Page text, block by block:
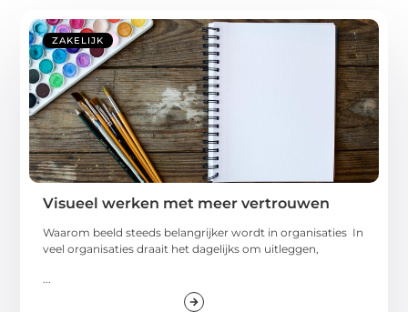
ZAKELIJK
Visueel werken met meer vertrouwen
Waarom beeld steeds belangrijker wordt in organisaties In
veel organisaties draait het dagelijks om uitleggen,